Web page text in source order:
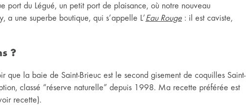
port du Légué, un petit port de plaisance, où notre nouveau
a une superbe boutique, qui s’appelle L’Eau Rouge : il est caviste,
?
que la baie de Saint-Brieuc est le second gisement de coquilles Saint-
classé “réserve naturelle” depuis 1998. Ma recette préférée est
recette).